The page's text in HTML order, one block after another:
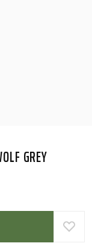
GREY